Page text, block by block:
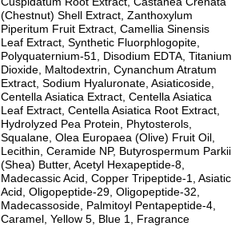
(Chestnut) Shell Extract, Zanthoxylum
Piperitum Fruit Extract, Camellia Sinensis
Leaf Extract, Synthetic Fluorphlogopite,
Polyquaternium-51, Disodium EDTA, Titanium
Dioxide, Maltodextrin, Cynanchum Atratum
Extract, Sodium Hyaluronate, Asiaticoside,
Centella Asiatica Extract, Centella Asiatica
Leaf Extract, Centella Asiatica Root Extract,
Hydrolyzed Pea Protein, Phytosterols,
Squalane, Olea Europaea (Olive) Fruit Oil,
Lecithin, Ceramide NP, Butyrospermum Parkii
(Shea) Butter, Acetyl Hexapeptide-8,
Madecassic Acid, Copper Tripeptide-1, Asiatic
Acid, Oligopeptide-29, Oligopeptide-32,
Madecassoside, Palmitoyl Pentapeptide-4,
Caramel, Yellow 5, Blue 1, Fragrance